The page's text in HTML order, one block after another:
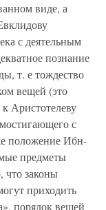
виде, а
с деятельным
познание
т. е тождество
вещей (это
Аристотелеву
с
положение Ибн-
предметы
что законы
приходить
порядок вещей